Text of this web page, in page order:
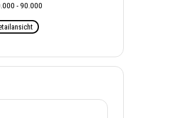
- 90.000